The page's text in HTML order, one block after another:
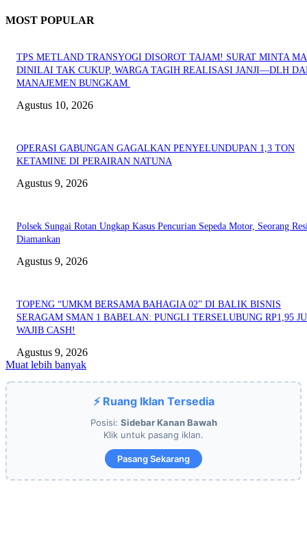
MOST POPULAR
TPS METLAND TRANSYOGI DISOROT TAJAM! SURAT MINTA
DINILAI TAK CUKUP, WARGA TAGIH REALISASI JANJI—DLH
MANAJEMEN BUNGKAM ​
Agustus 10, 2026
OPERASI GABUNGAN GAGALKAN PENYELUNDUPAN 1,3 TON
KETAMINE DI PERAIRAN NATUNA
Agustus 9, 2026
Polsek Sungai Rotan Ungkap Kasus Pencurian Sepeda Motor, Seorang
Diamankan
Agustus 9, 2026
TOPENG “UMKM BERSAMA BAHAGIA 02” DI BALIK BISNIS
SERAGAM SMAN 1 BABELAN: PUNGLI TERSELUBUNG RP1,95
WAJIB CASH!
Agustus 9, 2026
Muat lebih banyak
⚡ Ruang Iklan Tersedia
Posisi: Sidebar Kanan Bawah
Klik untuk pasang iklan.
Pasang Sekarang